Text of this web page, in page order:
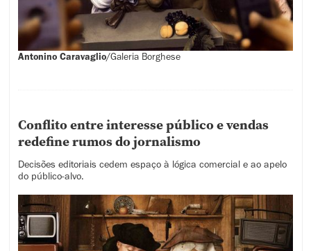
Antonino Caravaglio/Galeria Borghese
Conflito entre interesse público e vendas
redefine rumos do jornalismo
Decisões editoriais cedem espaço à lógica comercial e ao apelo
do público-alvo.